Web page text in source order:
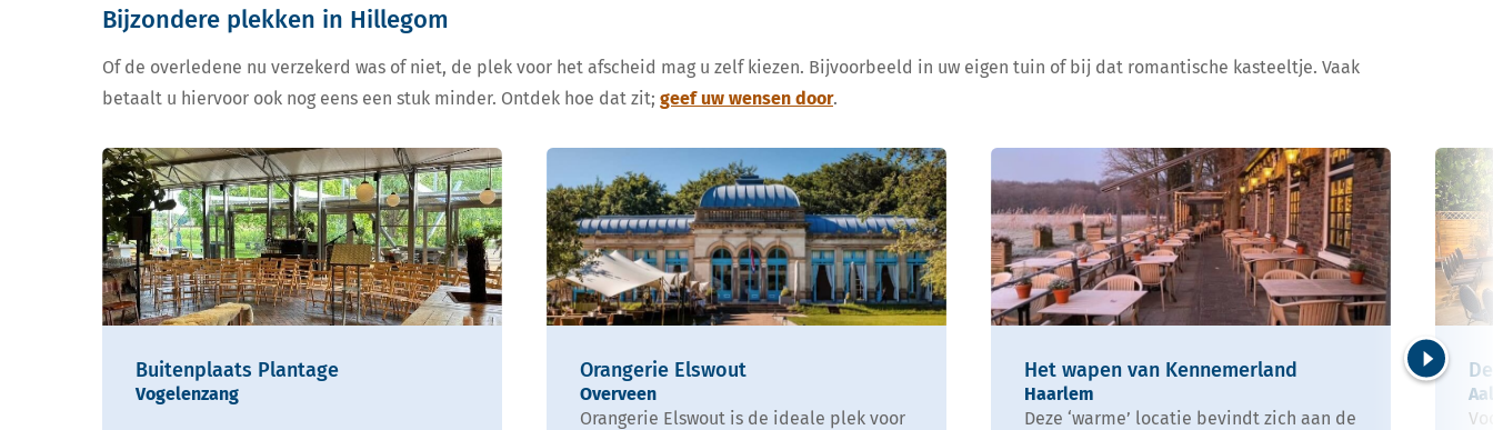
Bijzondere plekken in Hillegom
Of de overledene nu verzekerd was of niet, de plek voor het afscheid mag u zelf kiezen. Bijvoorbeeld in uw eigen tuin of bij dat romantische kasteeltje. Vaak
betaalt u hiervoor ook nog eens een stuk minder. Ontdek hoe dat zit; geef uw wensen door.
Buitenplaats Plantage
Vogelenzang
Orangerie Elswout
Overveen
Orangerie Elswout is de ideale plek voor
Het wapen van Kennemerland
Haarlem
Deze ‘warme’ locatie bevindt zich aan de
Volgende